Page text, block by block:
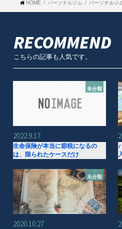
HOME パーソナルジム パーソナルジ
RECOMMEND
こちらの記事も人気です。
未分類
2022.9.17
生命保険が本当に節税になるの
は、限られたケースだけ
未分類
2020.10.27